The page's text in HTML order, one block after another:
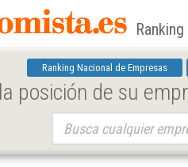
Ranking Nacional de Empresas
posición de su